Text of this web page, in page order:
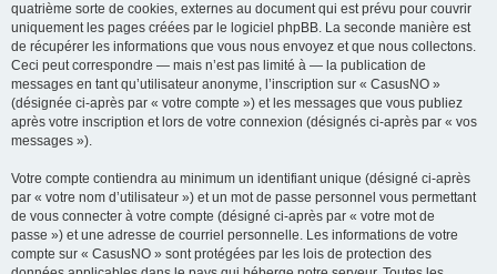
quatrième sorte de cookies, externes au document qui est prévu pour couvrir
uniquement les pages créées par le logiciel phpBB. La seconde manière est
de récupérer les informations que vous nous envoyez et que nous collectons.
Ceci peut correspondre — mais n’est pas limité à — la publication de
messages en tant qu’utilisateur anonyme, l’inscription sur « CasusNO »
(désignée ci-après par « votre compte ») et les messages que vous publiez
après votre inscription et lors de votre connexion (désignés ci-après par « vos
messages »).
Votre compte contiendra au minimum un identifiant unique (désigné ci-après
par « votre nom d’utilisateur ») et un mot de passe personnel vous permettant
de vous connecter à votre compte (désigné ci-après par « votre mot de
passe ») et une adresse de courriel personnelle. Les informations de votre
compte sur « CasusNO » sont protégées par les lois de protection des